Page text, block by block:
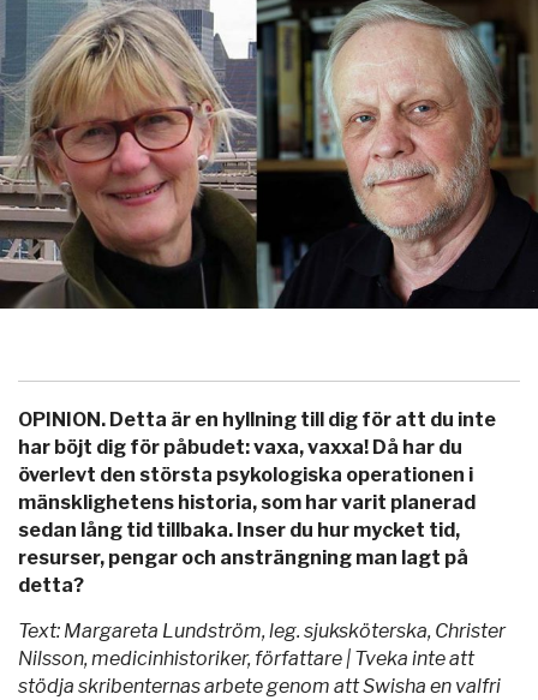
OPINION. Detta är en hyllning till dig för att du inte
har böjt dig för påbudet: vaxa, vaxxa! Då har du
överlevt den största psykologiska operationen i
mänsklighetens historia, som har varit planerad
sedan lång tid tillbaka. Inser du hur mycket tid,
resurser, pengar och ansträngning man lagt på
detta?
Text: Margareta Lundström, leg. sjuksköterska, Christer
Nilsson, medicinhistoriker, författare | Tveka inte att
stödja skribenternas arbete genom att Swisha en valfri